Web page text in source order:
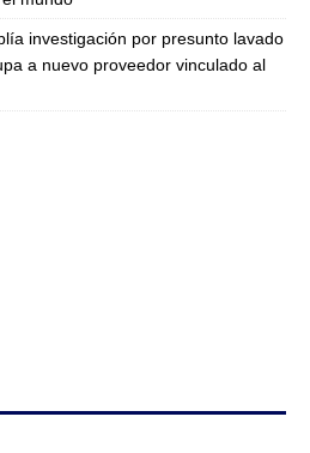
investigación por presunto lavado
a nuevo proveedor vinculado al